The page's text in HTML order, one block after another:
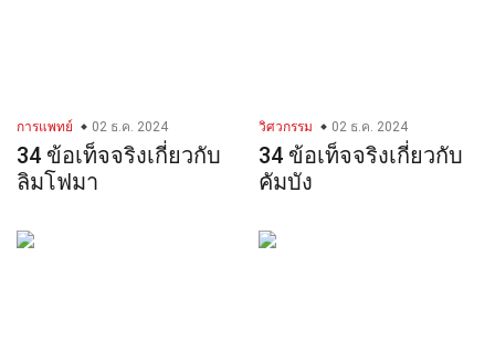
การแพทย์ 02 ธ.ค. 2024
34 ข้อเท็จจริงเกี่ยวกับ
ลิมโฟมา
วิศวกรรม 02 ธ.ค. 2024
34 ข้อเท็จจริงเกี่ยวกับ
คัมบัง